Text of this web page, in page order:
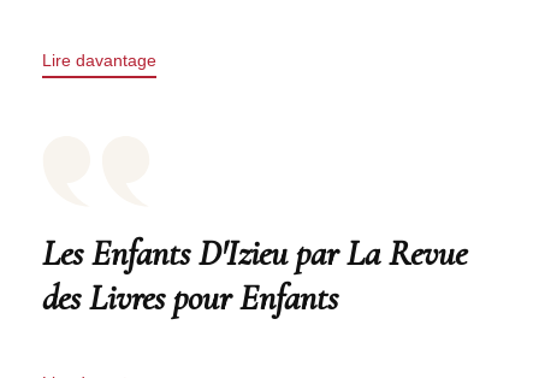
Lire davantage
Les Enfants D'Izieu par La Revue
des Livres pour Enfants